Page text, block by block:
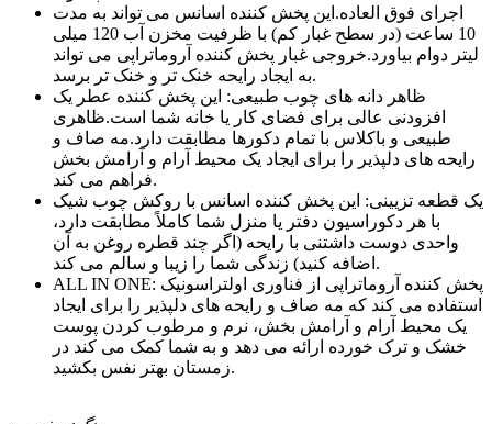
اجرای فوق العاده.این پخش کننده اسانس می تواند به مدت
10 ساعت (در سطح غبار کم) با ظرفیت مخزن آب 120 میلی
لیتر دوام بیاورد.خروجی غبار پخش کننده آروماتراپی می تواند
به ایجاد رایحه خنک تر و خنک تر برسد.
ظاهر دانه های چوب طبیعی: این پخش کننده عطر یک
افزودنی عالی برای فضای کار یا خانه شما است.ظاهری
طبیعی و باکلاس با تمام دکورها مطابقت دارد.مه صاف و
رایحه های دلپذیر را برای ایجاد یک محیط آرام و آرامش بخش
فراهم می کند.
یک قطعه تزیینی: این پخش کننده اسانس با روکش چوب شیک
با هر دکوراسیون دفتر یا منزل شما کاملاً مطابقت دارد،
واحدی دوست داشتنی با رایحه (اگر چند قطره روغن به آن
اضافه کنید) زندگی شما را زیبا و سالم می کند.
ALL IN ONE: پخش کننده آروماتراپی از فناوری اولتراسونیک
استفاده می کند که مه صاف و رایحه های دلپذیر را برای ایجاد
یک محیط آرام و آرامش بخش، نرم و مرطوب کردن پوست
خشک و ترک خورده ارائه می دهد و به شما کمک می کند در
زمستان بهتر نفس بکشید.